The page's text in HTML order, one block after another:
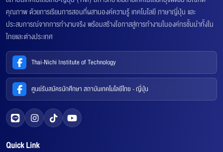
คุณภาพ ด้วยการเรียนการสอนที่ผสานองค์ความรู้ เทคโนโลยี ภาษาญี่ปุ่น และ
ประสบการณ์จากการทำงานจริง พร้อมสร้างโอกาสสู่การทำงานในองค์กรชั้นนำทั้งใน
ไทยและต่างประเทศ
Thai-Nichi Institute of Technology
ศูนย์รับสมัครนักศึกษา สถาบันเทคโนโลยีไทย - ญี่ปุ่น
Quick Link